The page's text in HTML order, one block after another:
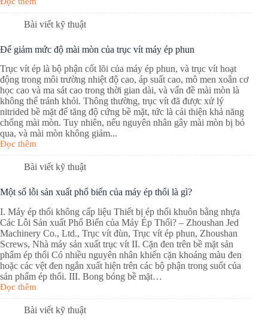
Bài viết kỹ thuật
Để giảm mức độ mài mòn của trục vít máy ép phun
Trục vít ép là bộ phận cốt lõi của máy ép phun, và trục vít hoạt
động trong môi trường nhiệt độ cao, áp suất cao, mô men xoắn cơ
học cao và ma sát cao trong thời gian dài, và vấn đề mài mòn là
không thể tránh khỏi. Thông thường, trục vít đã được xử lý
nitrided bề mặt để tăng độ cứng bề mặt, tức là cải thiện khả năng
chống mài mòn. Tuy nhiên, nếu nguyên nhân gây mài mòn bị bỏ
qua, và mài mòn không giảm...
Đọc thêm
Bài viết kỹ thuật
Một số lỗi sản xuất phổ biến của máy ép thổi là gì?
I. Máy ép thổi không cấp liệu Thiết bị ép thổi khuôn bằng nhựa
Các Lỗi Sản xuất Phổ Biến của Máy Ép Thổi? – Zhoushan Jed
Machinery Co., Ltd., Trục vít đùn, Trục vít ép phun, Zhoushan
Screws, Nhà máy sản xuất trục vít II. Cặn đen trên bề mặt sản
phẩm ép thổi Có nhiều nguyên nhân khiến cặn khoáng màu đen
hoặc các vệt đen ngắn xuất hiện trên các bộ phận trong suốt của
sản phẩm ép thổi. III. Bong bóng bề mặt…
Đọc thêm
Bài viết kỹ thuật